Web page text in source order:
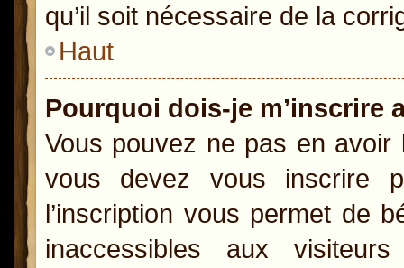
qu’il soit nécessaire de la
Haut
Pourquoi dois-je m’inscrire
Vous pouvez ne pas en avoir
vous devez vous inscrire
l’inscription vous permet de
inaccessibles aux